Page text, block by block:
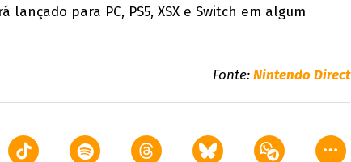
lançado para PC, PS5, XSX e Switch em algum
Fonte:Nintendo Direct